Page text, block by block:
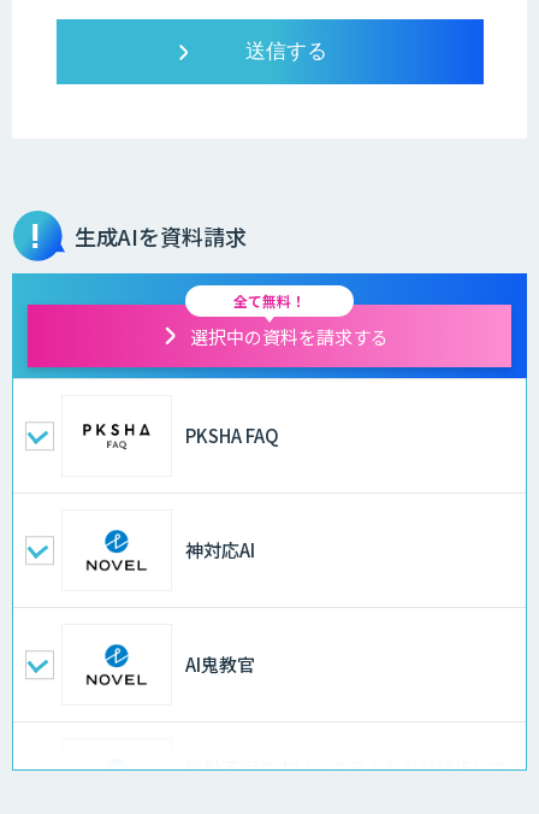
生成AIを資料請求
全て無料！
選択中の資料を請求する
PKSHA FAQ
神対応AI
AI鬼教官
設計不明の古いシステムをAIが解析して